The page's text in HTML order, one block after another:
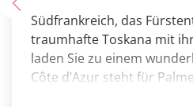
Südfrankreich, das
traumhafte Toskana mit
laden Sie zu einem
Côte d’Azur steht für